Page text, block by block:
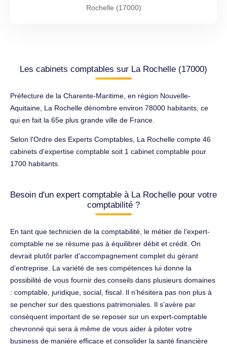
Rochelle (17000)
Les cabinets comptables sur La Rochelle (17000)
Préfecture de la Charente-Maritime, en région Nouvelle-
Aquitaine, La Rochelle dénombre environ 78000 habitants, ce
qui en fait la 65e plus grande ville de France.
Selon l'Ordre des Experts Comptables, La Rochelle compte 46
cabinets d'expertise comptable soit 1 cabinet comptable pour
1700 habitants.
Besoin d'un expert comptable à La Rochelle pour votre
comptabilité ?
En tant que technicien de la comptabilité, le métier de l’expert-
comptable ne se résume pas à équilibrer débit et crédit. On
devrait plutôt parler d’accompagnement complet du gérant
d’entreprise. La variété de ses compétences lui donne la
possibilité de vous fournir des conseils dans plusieurs domaines
: comptable, juridique, social, fiscal. Il n’hésitera pas non plus à
se pencher sur des questions patrimoniales. Il s’avère par
conséquent important de se reposer sur un expert-comptable
chevronné qui sera à même de vous aider à piloter votre
business de manière efficace et consolider la santé financière